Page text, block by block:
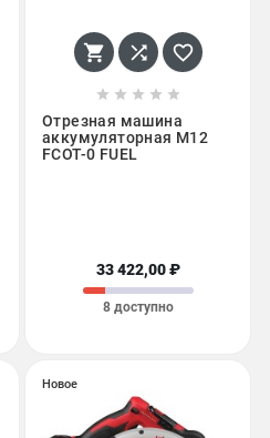
  
    
Отрезная машина
аккумуляторная M12
FCOT-0 FUEL
33 422,00 ₽
8 доступно
Новое